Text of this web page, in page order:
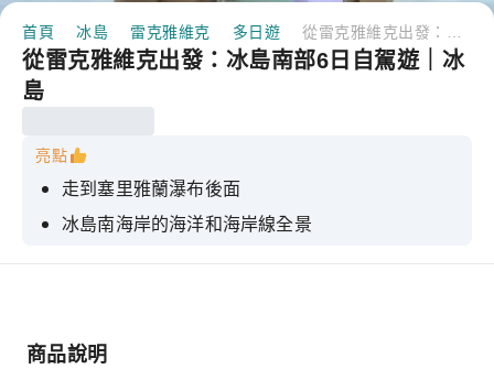
首頁 冰島 雷克雅維克 多日遊
從雷克雅維克出發：冰島南部6日自駕遊｜冰
島
亮點
走到塞里雅蘭瀑布後面
冰島南海岸的海洋和海岸線全景
沿著黃金圈行駛，參觀間歇泉、黃金瀑布和辛格維
探索傑古沙龍冰河湖，這是一個充滿漂浮冰山的冰
商品說明